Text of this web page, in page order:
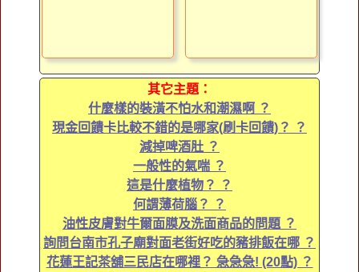
其它主題：
什麼樣的裝潢不怕水和潮濕啊 ？
現金回饋卡比較不錯的是哪家(刷卡回饋)？ ？
減掉啤酒肚 ？
一般性的氣喘 ？
這是什麼植物？ ？
何謂薄荷腦？ ？
油性皮膚對牛爾面膜及洗面商品的問題 ？
詢問台南市孔子廟對面老街好吃的豬排飯在哪 ？
花蓮王記茶舖三民店在哪裡？ 急急急! (20點) ？